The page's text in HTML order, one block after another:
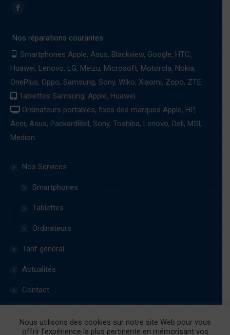
Find us on:
Facebook
opens
in
new
window
Nos réparations courantes
Smartphones Apple, Asus, Blackview, Google, HTC,
Huawei, Lenovo, LG, Meizu, Microsoft, Motorola, Nokia,
OnePlus, Oppo, Samsung, Sony, Wiko, Xiaomi, Zopo, ZTE.
Tablettes Samsung, Apple, Huawei.
Ordinateurs portables, fixes des marques Apple, HP,
Acer, Asus, PackardBell, Sony, Toshiba, Lenovo, Dell, MSI,
Medion.
Nos Services
Smartphones
Tablettes
Ordinateurs
Tarif général
Actualités
Contact
Conditions générales de vente
Nous utilisons des cookies sur notre site Web pour vous
offrir l'expérience la plus pertinente en mémorisant vos